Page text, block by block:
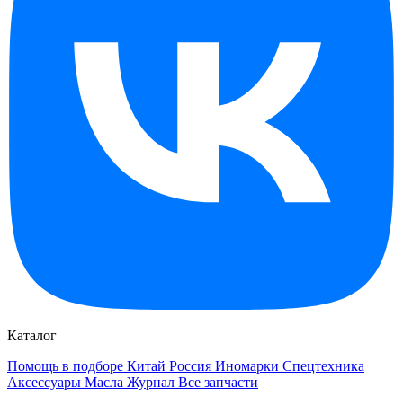
Каталог
Помощь в подборе Китай Россия Иномарки Спецтехника
Аксессуары Масла Журнал Все запчасти